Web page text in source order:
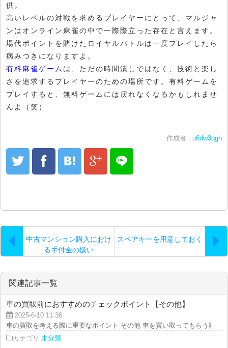
供。
高いレベルの対戦を求めるプレイヤーにとって、マルジャ
ンはオンライン麻雀の中で一際際立った存在と言えます。
場代ポイントを賭けたロイヤルバトルは一度プレイしたら
病みつきになりますよ。
有料麻雀ゲーム は、ただの時間潰しではなく、技術と楽し
さを追求するプレイヤーのための場所です。有料ゲームを
プレイすると、無料ゲームには戻れなくなるかもしれませ
んよ（笑）
作成者 : u6dw3qgh
中古マンション購入におけ
る手付金の扱い
スペアキーを用意しておく
関連記事一覧
車の買取前におすすめのチェックポイント【その他】
2025-6-10 11:36
車の買取を考える際に重要なポイント その他 車を買い取ってもらう際に
カテゴリ 未分類